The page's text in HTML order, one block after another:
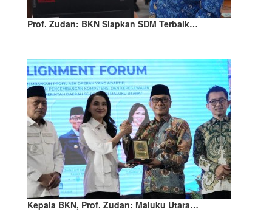
Prof. Zudan: BKN Siapkan SDM Terbaik…
Kepala BKN, Prof. Zudan: Maluku Utara…